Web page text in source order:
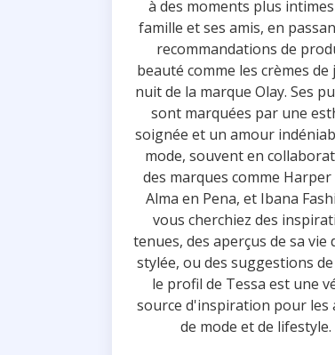
à des moments plus intimes
famille et ses amis, en
recommandations de
beauté comme les crèmes de
nuit de la marque Olay. Ses
sont marquées par une
soignée et un amour
mode, souvent en
des marques comme Harper
Alma en Pena, et Ibana
vous cherchiez des
tenues, des aperçus de sa vie
stylée, ou des suggestions
le profil de Tessa est une
source d'inspiration pour les
de mode et de lifestyle.